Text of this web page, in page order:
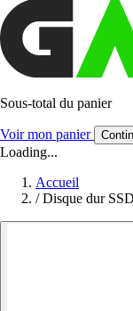
Sous-total du panier
Voir mon panier
Loading...
Accueil
/ Disque dur